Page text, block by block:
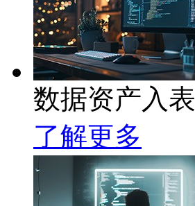
数据资产入表
了解更多